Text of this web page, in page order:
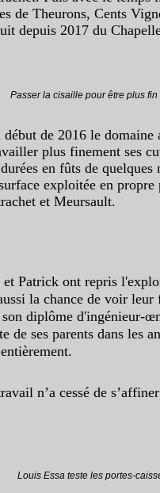
de Theurons, Cents
depuis 2017 du
Passer la cisaille pour être plus
de 2016 le
plus finement ses
en fûts de
exploitée en
et Meursault.
et Patrick ont repris
la chance de voir
diplôme d'ingénieur-
de ses parents dans les
n’a cessé de
Louis Essa teste les portes-